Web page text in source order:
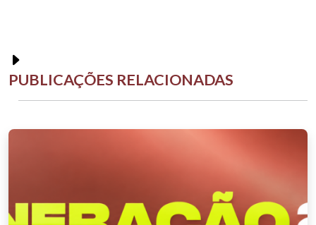
PUBLICAÇÕES RELACIONADAS